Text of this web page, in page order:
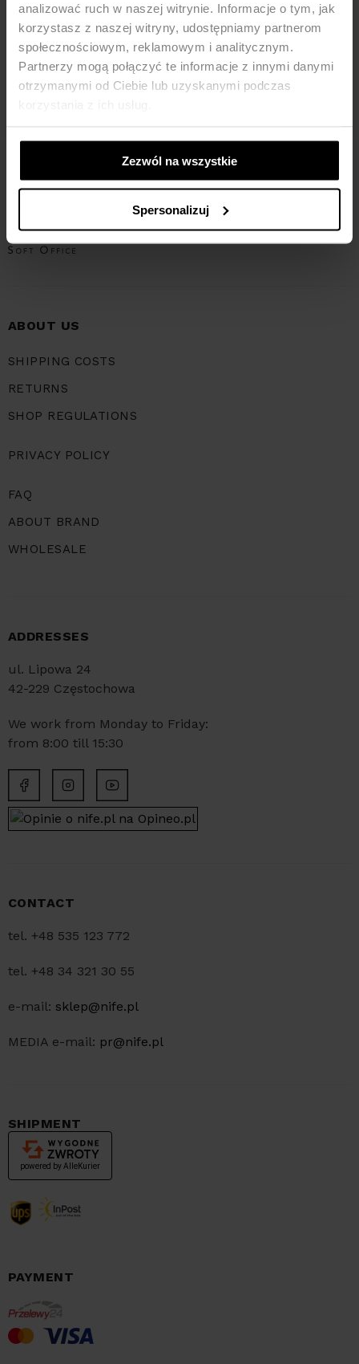
analizować ruch w naszej witrynie. Informacje o tym, jak
korzystasz z naszej witryny, udostępniamy partnerom
społecznościowym, reklamowym i analitycznym.
Partnerzy mogą połączyć te informacje z innymi danymi
otrzymanymi od Ciebie lub uzyskanymi podczas
Zezwól na wszystkie
Spersonalizuj
Basic blouse with short sleeves-
ecry
Blouse with rolled-up sleeves-
beige
ABOUT US
SHIPPING COSTS
RETURNS
SHOP REGULATIONS
PRIVACY POLICY
FAQ
ABOUT BRAND
WHOLESALE
ADDRESSES
ul. Lipowa 24
42-229 Częstochowa
We work from Monday to Friday:
from 8:00 till 15:30
CONTACT
tel. +48 535 123 772
tel. +48 34 321 30 55
e-mail: sklep@nife.pl
MEDIA e-mail: pr@nife.pl
SHIPMENT
PAYMENT